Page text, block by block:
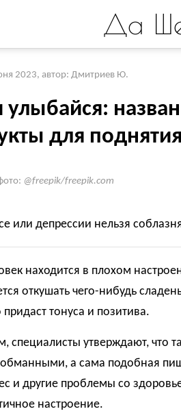
Да
2023, автор: Дмитриев Ю.
улыбайся:
для
@freepik/freepik.com
или депрессии нельзя
находится в плохом
откушать чего-нибудь
тонуса и позитива.
специалисты утверждают, что
а сама подобная
и другие проблемы со
настроение.